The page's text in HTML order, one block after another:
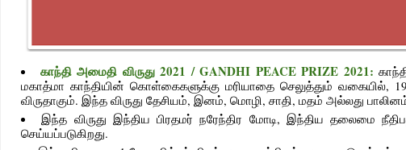
காந்தி அமைதி விருது 2021 / GANDHI PEACE PRIZE 2021:
மகாத்மா காந்தியின் கொள்கைகளுக்கு மரியாதை செலுத்தும்
விருதாகும். இந்த விருது தேசியம், இனம், மொழி, சாதி, மதம் அல்லது
இந்த விருது இந்திய பிரதமர் நரேந்திர மோடி, இந்திய தலைமை
செய்யப்படுகிறது.